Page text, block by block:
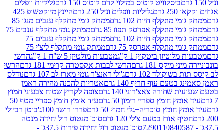
ביסקוויט לוטוס במילוי קרם לוטוס 150 גרם
גליליות וופלים
גרם
גליליות וופלים וניל 250 גרם
היינץ מיוקטשופ 425
מתקלף חיות 102 גרם
ממתק גומי מתקלף ענבים מנגו 85
מתקלף אפרסק תפוז 85 גרם
ממתק גומי מתקלף ענבים 75
מתקלף חיות 102 גרם
ממתק גומי מתקלף ענבים 75
מתקלף אפרסק 75 גרם
ממתק גומי מתקלף ליצ'י 75
ביטקוין 1 ק"ג
מטבעות מולטיזן 5 ש"ח 1 ק"ג
הרשי
מיקס 181 גרם
הרשי לבבות אקסטרה קרימי 181 גרם
הרשי
102 גרם
ג'ולי ראנצ'ר גומי מארז לב 107 גרם
נודלס
עוף חריף 140 גרם
אטריות להכנה מהירה ראמן
שחורה צאצ'רוני 140 גרם
צופה לקריץ שטוח צבעוני חמוץ
חומץ ספריי רימון 50 גרם
עיד אומץ חומץ ספריי מטף 50
חומץ סוכריה+גלי חמוץ 50 גרם
פררו רושר 100ג'
בוטן רביולי
אורז בטעם צ'לי 120 גרם
סוכ' מנטוס רול יחידה מנטה
סוכ' מנטוס רול יחידה פירות 37.5ג' -